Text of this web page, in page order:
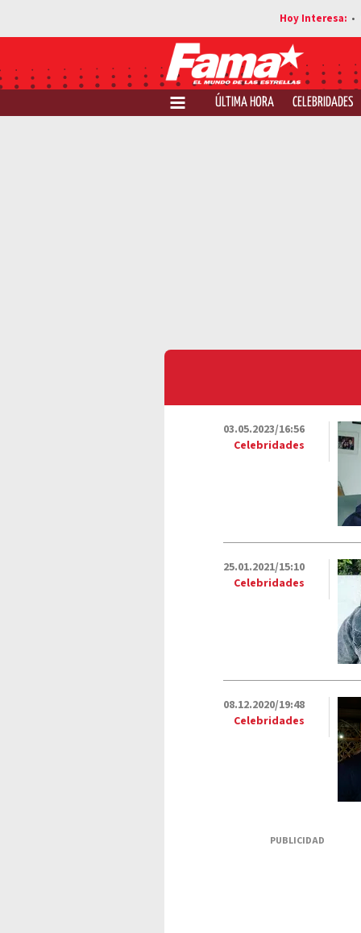
ÚLTIMA HORA CELEBRIDADES
03.05.2023/16:56
Celebridades
25.01.2021/15:10
Celebridades
08.12.2020/19:48
Celebridades
PUBLICIDAD